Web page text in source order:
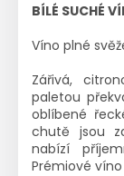
BÍLÉ SUCHÉ
Víno plné
Zářivá,
paletou
oblíbené
chutě jsou
nabízí
Prémiové